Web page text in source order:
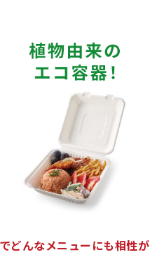
どんなメニューにも相性が